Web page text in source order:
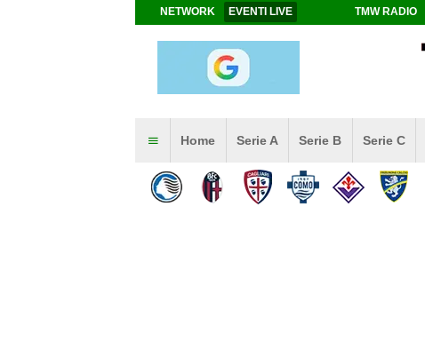
NETWORK EVENTI LIVE TMW RADIO
Home Serie A Serie B Serie C